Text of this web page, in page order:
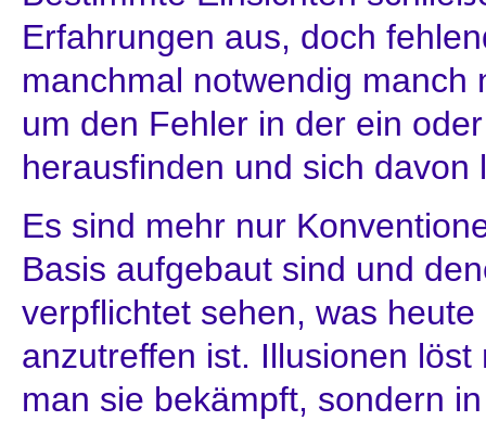
Erfahrungen aus, doch
manchmal notwendig manch
um den Fehler in der ein
herausfinden und sich davon
Es sind mehr nur
Basis aufgebaut sind und
verpflichtet sehen, was
anzutreffen ist. Illusionen
man sie bekämpft, sondern